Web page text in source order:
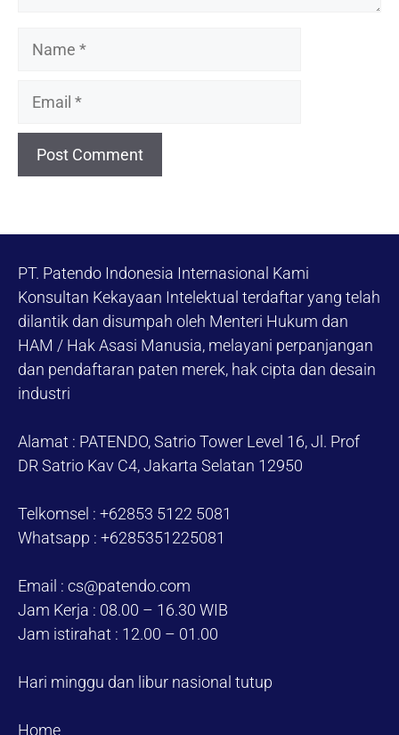
PT. Patendo Indonesia Internasional Kami
Konsultan Kekayaan Intelektual terdaftar yang telah
dilantik dan disumpah oleh Menteri Hukum dan
HAM / Hak Asasi Manusia, melayani perpanjangan
dan pendaftaran paten merek, hak cipta dan desain
industri
Alamat : PATENDO, Satrio Tower Level 16, Jl. Prof
DR Satrio Kav C4, Jakarta Selatan 12950
Telkomsel : +62853 5122 5081
Whatsapp : +6285351225081
Email : cs@patendo.com
Jam Kerja : 08.00 – 16.30 WIB
Jam istirahat : 12.00 – 01.00
Hari minggu dan libur nasional tutup
Home